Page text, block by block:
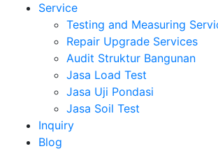
Service
Testing and Measuring
Repair Upgrade Services
Audit Struktur Bangunan
Jasa Load Test
Jasa Uji Pondasi
Jasa Soil Test
Inquiry
Blog